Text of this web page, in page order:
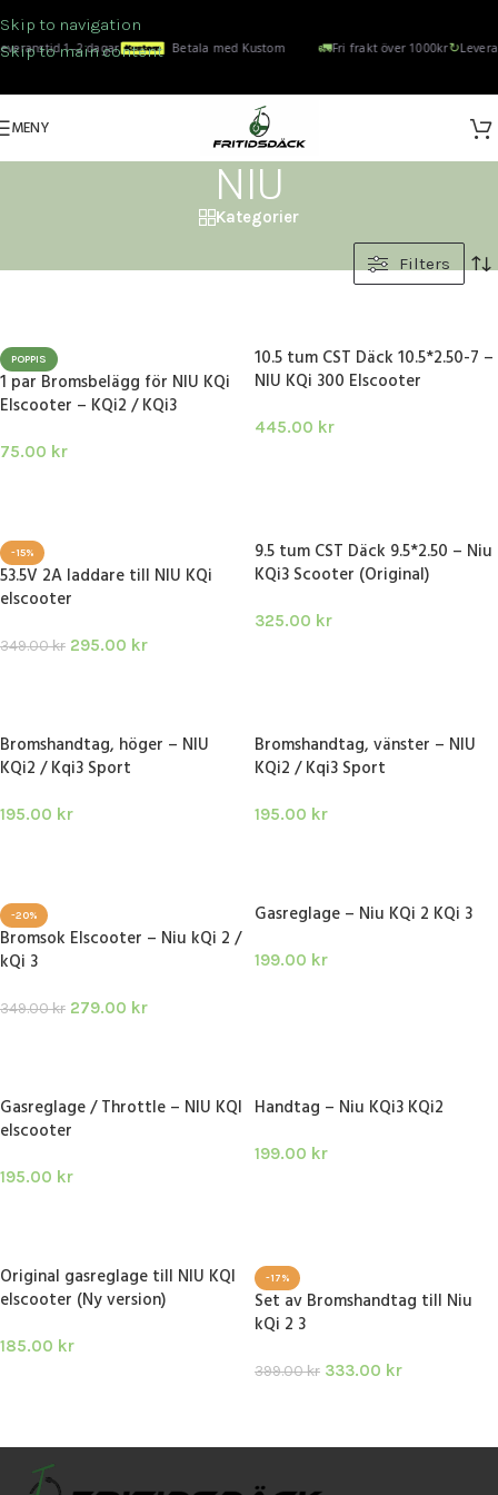
Skip to navigation
Skip to main content
1–2 dagar Betala med Kustom 🚛Fri frakt över 1000kr↻
MENY
NIU
Kategorier
Filters
POPPIS
1 par Bromsbelägg för NIU KQi
Elscooter – KQi2 / KQi3
75.00 kr
10.5 tum CST Däck 10.5*2.50-7 –
NIU KQi 300 Elscooter
445.00 kr
-15%
53.5V 2A laddare till NIU KQi
elscooter
349.00kr 295.00 kr
9.5 tum CST Däck 9.5*2.50 – Niu
KQi3 Scooter (Original)
325.00 kr
Bromshandtag, höger – NIU
KQi2 / Kqi3 Sport
195.00 kr
Bromshandtag, vänster – NIU
KQi2 / Kqi3 Sport
195.00 kr
-20%
Bromsok Elscooter – Niu kQi 2 /
kQi 3
349.00kr 279.00 kr
Gasreglage – Niu KQi 2 KQi 3
199.00 kr
Gasreglage / Throttle – NIU KQI
elscooter
195.00 kr
Handtag – Niu KQi3 KQi2
199.00 kr
Original gasreglage till NIU KQI
elscooter (Ny version)
185.00 kr
-17%
Set av Bromshandtag till Niu
kQi 2 3
399.00kr 333.00 kr